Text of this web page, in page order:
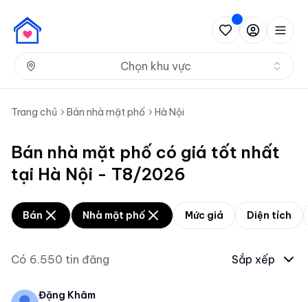
Chọn khu vực
Trang chủ Bán nhà mặt phố Hà Nội
Bán nhà mặt phố có giá tốt nhất
tại Hà Nội - T8/2026
Bán Nhà mặt phố Mức giá Diện tích
Có 6.550 tin đăng Sắp xếp
Đặng Khâm